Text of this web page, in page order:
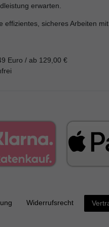
erwarten.
sicheres Arbeiten mit
Euro / ab 129,00 €
Widerrufs­recht